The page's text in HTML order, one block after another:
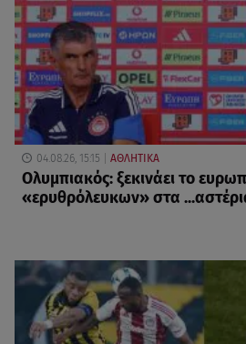
04.08.26, 15:15 ΑΘΛΗΤΙΚΑ
Ολυμπιακός: ξεκινάει το
«ερυθρόλευκων» στα